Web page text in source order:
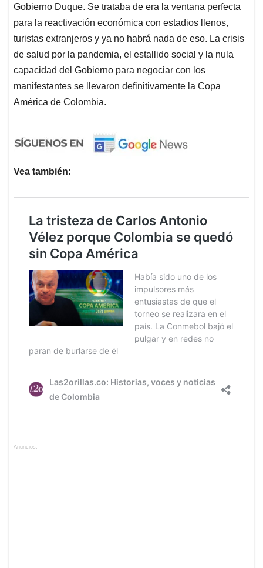
Gobierno Duque. Se trataba de era la ventana perfecta
para la reactivación económica con estadios llenos,
turistas extranjeros y ya no habrá nada de eso. La crisis
de salud por la pandemia, el estallido social y la nula
capacidad del Gobierno para negociar con los
manifestantes se llevaron definitivamente la Copa
América de Colombia.
Vea también:
Anuncios.